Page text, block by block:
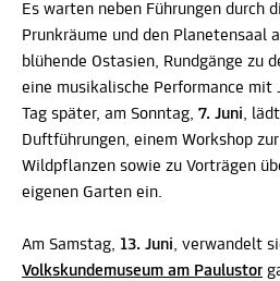
Es warten neben Führungen durch
Prunkräume und den Planetensaal
blühende Ostasien, Rundgänge zu
eine musikalische Performance mit
Tag später, am Sonntag, 7. Juni, lädt
Duftführungen, einem Workshop
Wildpflanzen sowie zu Vorträgen
eigenen Garten ein.
Am Samstag, 13. Juni, verwandelt
Volkskundemuseum am Paulustor